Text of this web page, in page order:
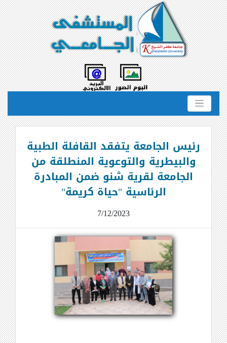
رئيس الجامعة يتفقد القافلة الطبية
والبيطرية والتوعوية المنطلقة من
الجامعة لقرية شنو ضمن المبادرة
الرئاسية "حياة كريمة"
7/12/2023